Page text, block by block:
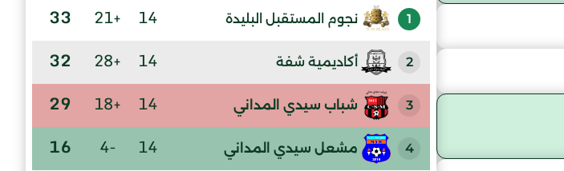
1 نجوم المستقبل البليدة 14
+21
33
2 أكاديمية شفة 14
+28
32
3 شباب سيدي المداني 14
+18
29
4 مشعل سيدي المداني 14
-4
16